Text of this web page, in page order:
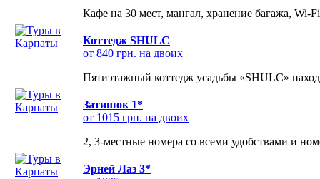
Кафе на 30 мест, мангал, хранение багажа, Wi-
Коттедж SHULC
от 840 грн. на двоих
Пятиэтажный коттедж усадьбы «SHULC»
Затишок 1*
от 1015 грн. на двоих
2, 3-местные номера со всеми удобствами и
Эрней Лаз 3*